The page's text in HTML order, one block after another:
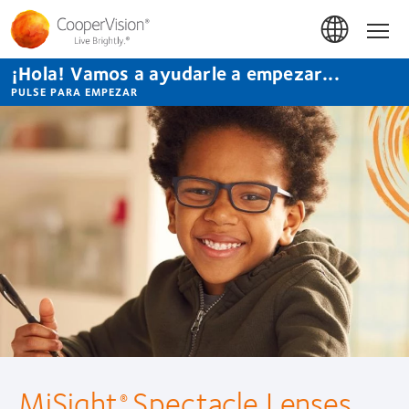
Pasar
contenido
principal
¡Hola! Vamos a ayudarle a empezar...
PULSE PARA EMPEZAR
®